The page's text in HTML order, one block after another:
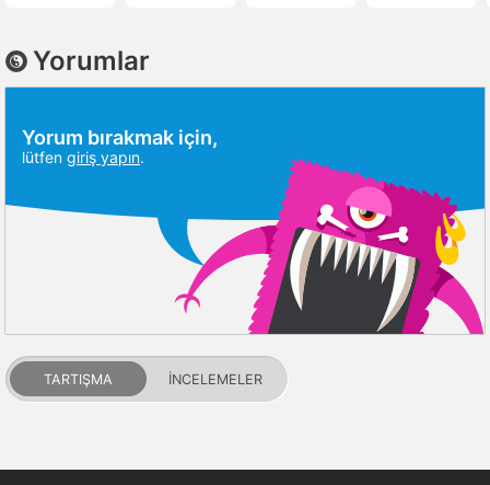
Yorumlar
Yorum bırakmak için,
lütfen giriş yapın.
TARTIŞMA İNCELEMELER